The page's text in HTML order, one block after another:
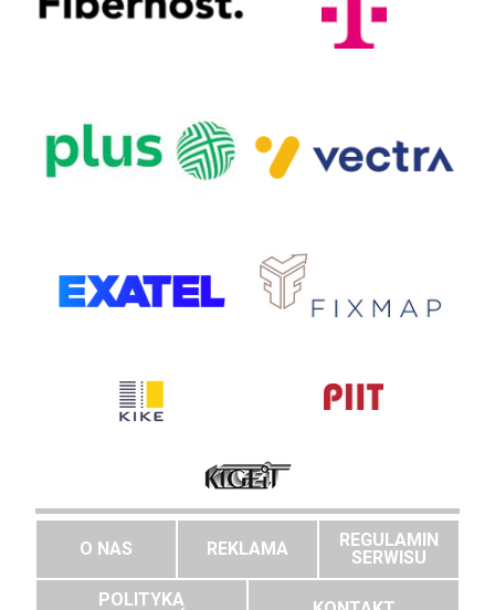
O NAS REKLAMA
REGULAMIN
SERWISU
POLITYKA